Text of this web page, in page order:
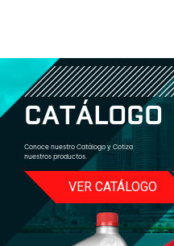
CATÁLOGO
Conoce nuestro Catálogo y Cotiza
nuestros productos.
VER CATÁLOGO